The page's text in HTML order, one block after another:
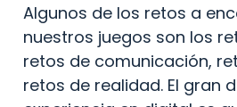
Algunos de los retos a
nuestros juegos son los
retos de comunicación,
retos de realidad. El gran